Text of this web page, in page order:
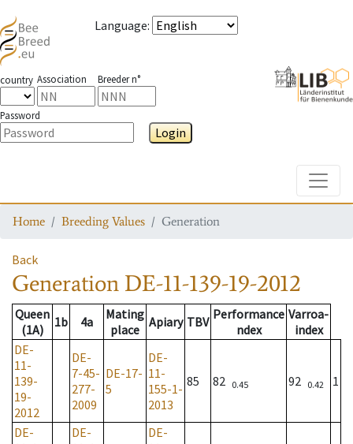
Language:
country Association Breeder n°
Password
Login
Home Breeding Values Generation
Back
Generation DE-11-139-19-2012
Queen
(1A)
1b 4a
Mating
place Apiary TBV Performance
ndex
Varroa-
index
DE-
11-
139-
19-
2012
DE-
7-45-
277-
2009
DE-17-
5
DE-
11-
155-1-
2013
85 82 0.45 92 0.42 1
DE-
DE-
DE-